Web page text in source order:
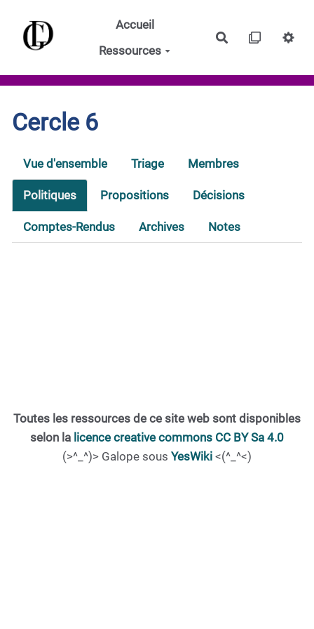
Aller au contenu principal
Accueil
Ressources
Rechercher
Cercle 6
Vue d'ensemble Triage Membres
Politiques Propositions Décisions
Comptes-Rendus Archives Notes
Toutes les ressources de ce site web sont disponibles
selon la licence creative commons CC BY Sa 4.0
(>^_^)> Galope sous YesWiki <(^_^<)